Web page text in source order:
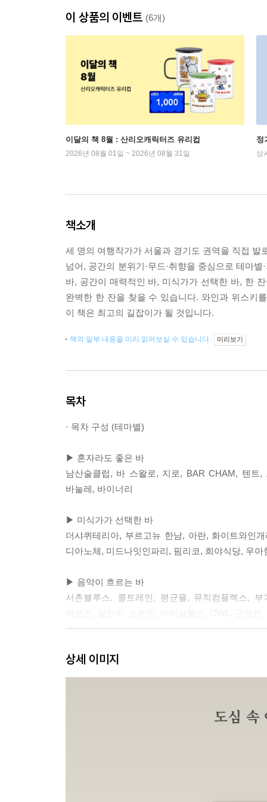
이 상품의 이벤트 (6개)
이달의 책 8월 : 산리오캐릭터즈 유리컵
2026년 08월 01일 ~ 2026년 08월 31일
정
상
책소개
세 명의 여행작가가 서울과 경기도 권역을 직접
넘어, 공간의 분위기·무드·취향을 중심으로 테마
바, 공간이 매력적인 바, 미식가가 선택한 바, 한
완벽한 한 잔을 찾을 수 있습니다. 와인과 위스키
이 책은 최고의 길잡이가 될 것입니다.
책의 일부 내용을 미리 읽어보실 수 있습니다. 미리보기
목차
· 목차 구성 (테마별)
▶ 혼자라도 좋은 바
남산술클럽, 바 스왈로, 지로, BAR CHAM, 텐트
바눌레, 바이너리
▶ 미식가가 선택한 바
더샤퀴테리아, 부르고뉴 한남, 아란, 화이트와인
디아노체, 미드나잇인파리, 핌리코, 희야식당, 우아
▶ 음악이 흐르는 바
서촌블루스, 콜트레인, 평균율, 뮤직컴플렉스,
숙희, 연금술혜화, 장프리고, 혜화수도원, 소코,
코블러연희, 모닉, 잇트
녹트, 디거이즈디깅, 멜트, 모어댄위스키, 에이스
상세 이미지